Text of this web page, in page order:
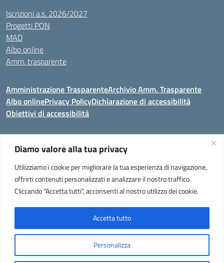
Diamo valore alla tua privacy
Utilizziamo i cookie per migliorare la tua esperienza di navigazione,
offrirti contenuti personalizzati e analizzare il nostro traffico.
Cliccando “Accetta tutti”, acconsenti al nostro utilizzo dei cookie.
Personalizza
Accetta tutto
Iscrizioni a.s. 2026/2027
Progetti PON
MAD
Albo online
Amm. trasparente
Amministrazione TrasparenteArchivio Amm. Trasparente
Albo onlinePrivacy PolicyDichiarazione di accessibilità
Obiettivi di accessibilità
Codice meccanografico:VEIC859007
Istituto Comprensivo di Portogruaro e Fossalta di Portogruaro- Via
Liguria 32, Portogruaro 30026 (VENEZIA)
Tel. +39 0421 273251 oppure +39 0421 273280
univoco fatturazione elettronica (CUF): UF2QG9 -
Idea e progetto di Designers Italia